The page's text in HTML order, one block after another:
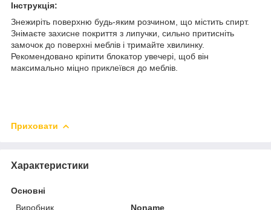
Інструкція:
Знежиріть поверхню будь-яким розчином, що містить спирт.
Знімаєте захисне покриття з липучки, сильно притисніть
замочок до поверхні меблів і тримайте хвилинку.
Рекомендовано кріпити блокатор увечері, щоб він
максимально міцно приклеївся до меблів.
Приховати
Характеристики
Основні
Виробник
Noname